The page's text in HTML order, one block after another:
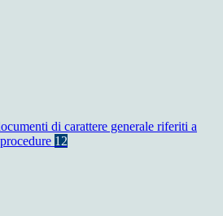
di carattere generale riferiti a
12